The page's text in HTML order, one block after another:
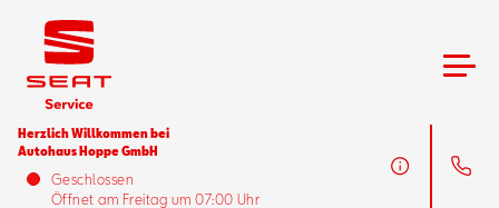
Herzlich Willkommen bei
Autohaus Hoppe GmbH
Geschlossen
Öffnet am Freitag um 07:00 Uhr
Services